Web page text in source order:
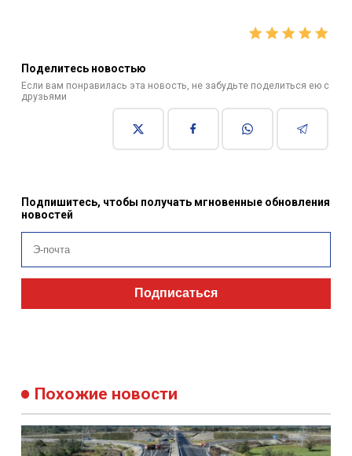
Поделитесь новостью
Если вам понравилась эта новость, не забудьте поделиться ею с
друзьями
Подпишитесь, чтобы получать мгновенные обновления
новостей
Подписаться
Похожие новости